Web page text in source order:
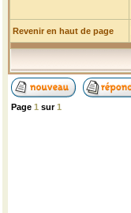
Revenir en haut de page
Page 1 sur1